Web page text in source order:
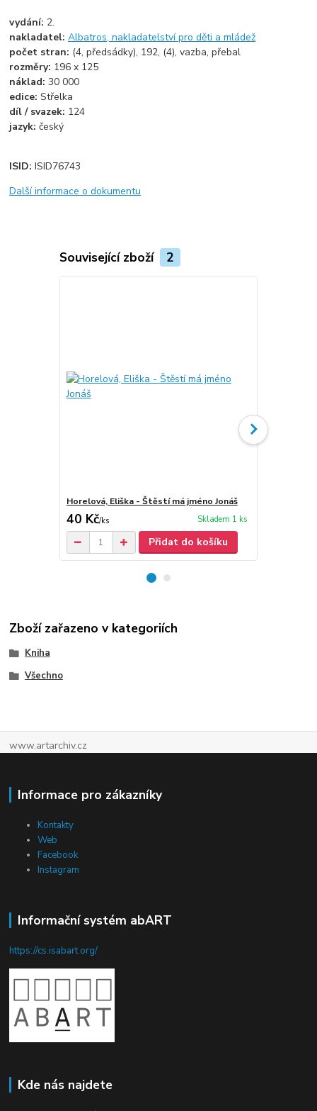
vydání: 2.
nakladatel:Albatros, nakladatelství pro děti a mládež
počet stran: (4, předsádky), 192, (4), vazba, přebal
rozměry: 196 x 125
náklad:30 000
edice:Střelka
díl / svazek: 124
jazyk:český
ISID:ISID76743
Další informace o dokumentu
Související zboží 2
Horelová, Eliška - Štěstí má jméno Jonáš
40 Kč/ks Skladem 1 ks
Přidat do košíku
Zboží zařazeno v kategoriích
Kniha
Všechno
www.artarchiv.cz
Informace pro zákazníky
Kontakty
Web
Facebook
Instagram
Informační systém abART
https://cs.isabart.org/
Kde nás najdete